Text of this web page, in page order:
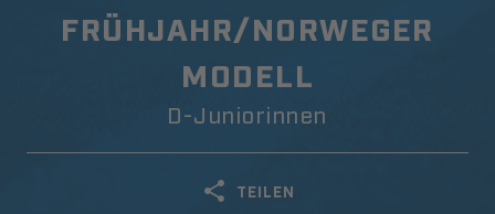
FRÜHJAHR/NORWEGER
MODELL
D-Juniorinnen
TEILEN